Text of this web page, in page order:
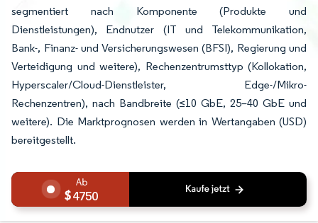
segmentiert nach Komponente (Produkte und
Dienstleistungen), Endnutzer (IT und Telekommunikation,
Bank-, Finanz- und Versicherungswesen (BFSI), Regierung und
Verteidigung und weitere), Rechenzentrumsttyp (Kollokation,
Hyperscaler/Cloud-Dienstleister, Edge-/Mikro-
Rechenzentren), nach Bandbreite (≤10 GbE, 25–40 GbE und
weitere). Die Marktprognosen werden in Wertangaben (USD)
bereitgestellt.
4750